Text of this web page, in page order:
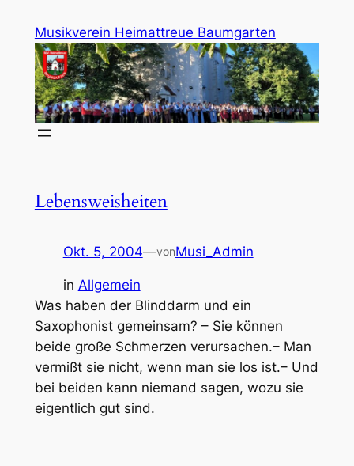
Inhalt
springen
Musikverein Heimattreue Baumgarten
Lebensweisheiten
Okt. 5, 2004—vonMusi_Admin
in Allgemein
Was haben der Blinddarm und ein
Saxophonist gemeinsam? – Sie können
beide große Schmerzen verursachen.– Man
vermißt sie nicht, wenn man sie los ist.– Und
bei beiden kann niemand sagen, wozu sie
eigentlich gut sind.